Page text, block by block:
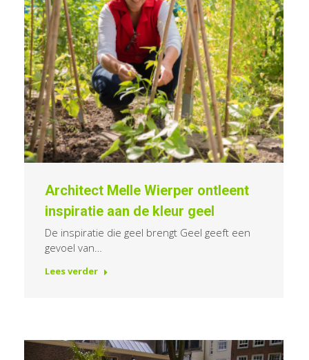
Architect Melle Wierper ontleent
inspiratie aan de kleur geel
De inspiratie die geel brengt Geel geeft een
gevoel van…
Lees verder